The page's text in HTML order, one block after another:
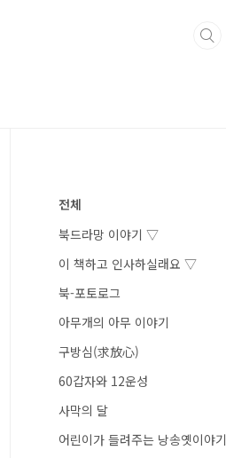
전체
북드라망 이야기 ▽
이 책하고 인사하실래요 ▽
북-포토로그
아무개의 아무 이야기
구방심(求放心)
60갑자와 12운성
사막의 달
어린이가 들려주는 낭송옛이야기